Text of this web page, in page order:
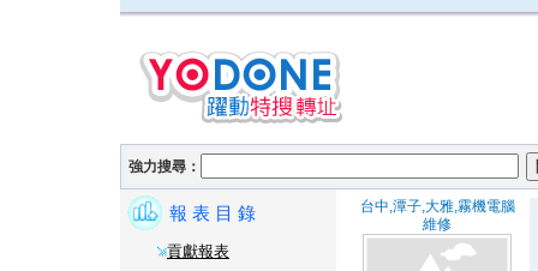
強力搜尋：
報 表 目 錄
貢獻報表
台中,潭子,大雅,霧機電腦
維修